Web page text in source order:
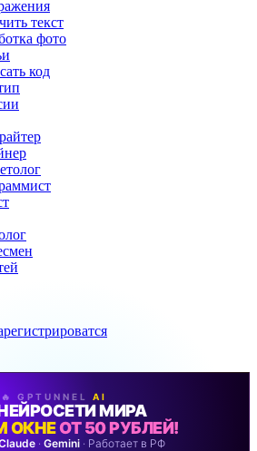
текст
фото
код
🔥 GPTUNNEL AI
МИРА
ОКНЕОТ 50 РУБЛЕЙ!
· Gemini · Работает в РФ